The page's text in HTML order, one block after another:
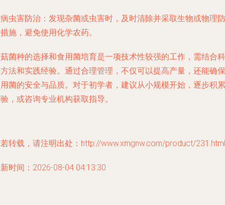
虫害防治：发现杂菌或虫害时，及时清除并采取生物或物理防
施，避免使用化学农药。
菌种的选择和食用菌培育是一项技术性较强的工作，需结合科
法和实践经验。通过合理管理，不仅可以提高产量，还能确保
菌的安全与品质。对于初学者，建议从小规模开始，逐步积累
，或咨询专业机构获取指导。
转载，请注明出处：http://www.xmgnw.com/product/231.html
时间：2026-08-04 04:13:30